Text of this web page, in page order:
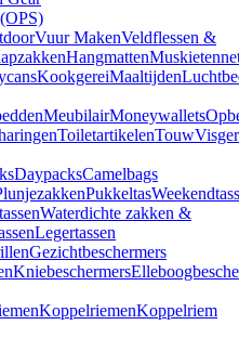
Vuur MakenVeldflessen &
Hangmatten
KookgereiMaaltijden
MeubilairMoneywallets
ToiletartikelenTouw
DaypacksCamelbags
Pukkeltas
Waterdichte zakken &
Legertassen
Gezichtbeschermers
Kniebeschermers
KoppelriemenKoppelriem